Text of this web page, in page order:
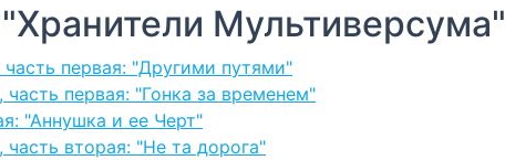
Мультиверсума"
первая: "Другими путями"
первая: "Гонка за временем"
"Аннушка и ее Черт"
вторая: "Не та дорога"